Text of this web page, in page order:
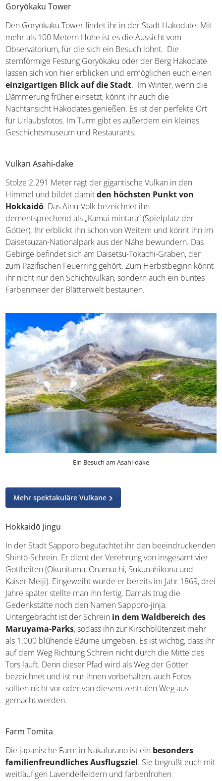
Goryōkaku Tower
Den Goryōkaku Tower findet ihr in der Stadt Hakodate. Mit
mehr als 100 Metern Höhe ist es die Aussicht vom
Observatorium, für die sich ein Besuch lohnt. Die
sternförmige Festung Goryōkaku oder der Berg Hakodate
lassen sich von hier erblicken und ermöglichen euch einen
einzigartigen Blick auf die Stadt. Im Winter, wenn die
Dämmerung früher einsetzt, könnt ihr auch die
Nachtansicht Hakodates genießen. Es ist der perfekte Ort
für Urlaubsfotos. Im Turm gibt es außerdem ein kleines
Geschichtsmuseum und Restaurants.
Vulkan Asahi-dake
Stolze 2.291 Meter ragt der gigantische Vulkan in den
Himmel und bildet damitden höchsten Punkt von
Hokkaidō. Das Ainu-Volk bezeichnet ihn
dementsprechend als „Kamui mintara“ (Spielplatz der
Götter). Ihr erblickt ihn schon von Weitem und könnt ihn im
Daisetsuzan-Nationalpark aus der Nähe bewundern. Das
Gebirge befindet sich am Daisetsu-Tokachi-Graben, der
zum Pazifischen Feuerring gehört. Zum Herbstbeginn könnt
ihr nicht nur den Schichtvulkan, sondern auch ein buntes
Farbenmeer der Blätterwelt bestaunen.
Ein Besuch am Asahi-dake
Mehr spektakuläre Vulkane
Hokkaidō Jingu
In der Stadt Sapporo begutachtet ihr den beeindruckenden
Shintō-Schrein. Er dient der Verehrung von insgesamt vier
Gottheiten (Okunitama, Onamuchi, Sukunahikona und
Kaiser Meiji). Eingeweiht wurde er bereits im Jahr 1869, drei
Jahre später stellte man ihn fertig. Damals trug die
Gedenkstätte noch den Namen Sapporo-jinja.
Untergebracht ist der Schrein in dem Waldbereich des
Maruyama-Parks, sodass ihn zur Kirschblütenzeit mehr
als 1.000 blühende Bäume umgeben. Es ist wichtig, dass ihr
auf dem Weg Richtung Schrein nicht durch die Mitte des
Tors lauft. Denn dieser Pfad wird als Weg der Götter
bezeichnet und ist nur ihnen vorbehalten, auch Fotos
sollten nicht vor oder von diesem zentralen Weg aus
gemacht werden.
Farm Tomita
Die japanische Farm in Nakafurano ist ein besonders
familienfreundliches Ausflugsziel. Sie begrüßt euch mit
weitläufigen Lavendelfeldern und farbenfrohen